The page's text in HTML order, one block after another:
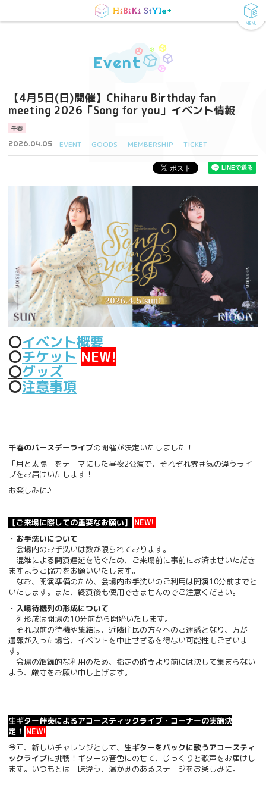
MENU
Event
【4月5日(日)開催】Chiharu Birthday fan
meeting 2026「Song for you」イベント情報
千春
2026.04.05 EVENT GOODS MEMBERSHIP TICKET
〇イベント概要
〇チケット NEW!
〇グッズ
〇注意事項
千春のバースデーライブの開催が決定いたしました！
「月と太陽」をテーマにした昼夜2公演で、それぞれ雰囲気の違うライ
ブをお届けいたします！
お楽しみに♪
【ご来場に際しての重要なお願い】
NEW!
・お手洗いについて
会場内のお手洗いは数が限られております。
混雑による開演遅延を防ぐため、ご来場前に事前にお済ませいただき
ますようご協力をお願いいたします。
なお、開演準備のため、会場内お手洗いのご利用は開演10分前までと
いたします。また、終演後も使用できませんのでご注意ください。
・入場待機列の形成について
列形成は開場の10分前から開始いたします。
それ以前の待機や集結は、近隣住民の方々へのご迷惑となり、万が一
通報が入った場合、イベントを中止せざるを得ない可能性もございま
す。
会場の継続的な利用のため、指定の時間より前には決して集まらない
よう、厳守をお願い申し上げます。
生ギター伴奏によるアコースティックライブ・コーナーの実施決
定！ NEW!
今回、新しいチャレンジとして、 生ギターをバックに歌うアコースティ
ックライブに挑戦！ギターの音色にのせて、じっくりと歌声をお届けし
ます。いつもとは一味違う、温かみのあるステージをお楽しみに。